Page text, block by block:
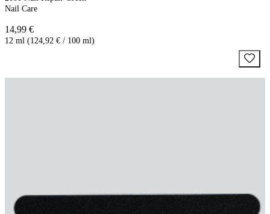
Nail Care
14,99 €
12 ml (124,92 € / 100 ml)